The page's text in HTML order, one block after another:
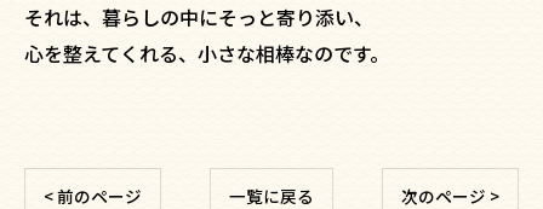
それは、暮らしの中にそっと寄り添い、
心を整えてくれる、小さな相棒なのです。
< 前のページ 一覧に戻る 次のページ >